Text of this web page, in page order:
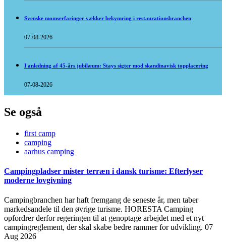
Svenske momserfaringer vækker bekymring i restaurationsbranchen
07-08-2026
I anledning af 45-års jubilæum: Stays sigter mod skandinavisk topplacering
07-08-2026
Se også
first camp
camping
aarhus camping
Campingpladser mister terræn i dansk turisme: Efterlyser
moderne lovgivning
Campingbranchen har haft fremgang de seneste år, men taber
markedsandele til den øvrige turisme. HORESTA Camping
opfordrer derfor regeringen til at genoptage arbejdet med et nyt
campingreglement, der skal skabe bedre rammer for udvikling. 07
Aug 2026